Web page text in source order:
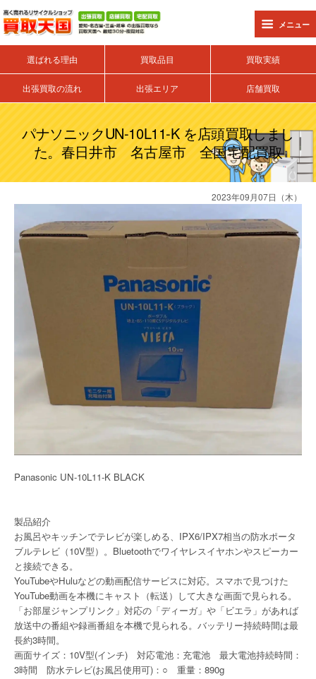
メニュー
選ばれる理由 買取品目 買取実績
出張買取の流れ 出張エリア 店舗買取
パナソニックUN-10L11-K を店頭買取しまし
た。春日井市 名古屋市 全国宅配買取
2023年09月07日（木）
Panasonic UN-10L11-K BLACK
製品紹介
お風呂やキッチンでテレビが楽しめる、IPX6/IPX7相当の防水ポータ
ブルテレビ（10V型）。Bluetoothでワイヤレスイヤホンやスピーカー
と接続できる。
YouTubeやHuluなどの動画配信サービスに対応。スマホで見つけた
YouTube動画を本機にキャスト（転送）して大きな画面で見られる。
「お部屋ジャンプリンク」対応の「ディーガ」や「ビエラ」があれば
放送中の番組や録画番組を本機で見られる。バッテリー持続時間は最
長約3時間。
画面サイズ：10V型(インチ) 対応電池：充電池 最大電池持続時間：
3時間 防水テレビ(お風呂使用可)：○ 重量：890g